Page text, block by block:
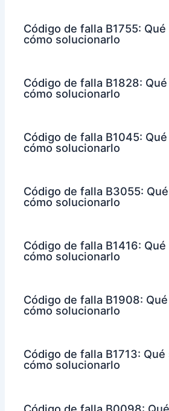
Código de falla B1755:
cómo solucionarlo
Código de falla B1828:
cómo solucionarlo
Código de falla B1045:
cómo solucionarlo
Código de falla B3055:
cómo solucionarlo
Código de falla B1416:
cómo solucionarlo
Código de falla B1908:
cómo solucionarlo
Código de falla B1713:
cómo solucionarlo